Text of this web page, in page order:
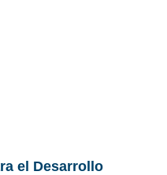
el Desarrollo